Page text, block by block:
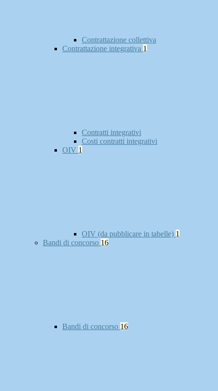
Contrattazione collettiva
Contrattazione integrativa 1
Contratti integrativi
Costi contratti integrativi
OIV 1
OIV (da pubblicare in tabelle) 1
Bandi di concorso 16
Bandi di concorso 16